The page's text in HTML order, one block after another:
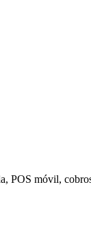
POS móvil,